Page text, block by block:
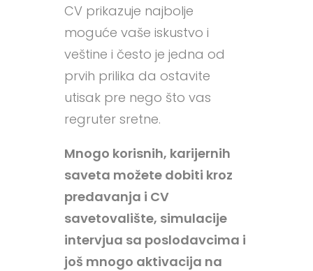
CV prikazuje najbolje
moguće vaše iskustvo i
veštine i često je jedna od
prvih prilika da ostavite
utisak pre nego što vas
regruter sretne.
Mnogo korisnih, karijernih
saveta možete dobiti kroz
predavanja i CV
savetovalište, simulacije
intervjua sa poslodavcima i
još mnogo aktivacija na